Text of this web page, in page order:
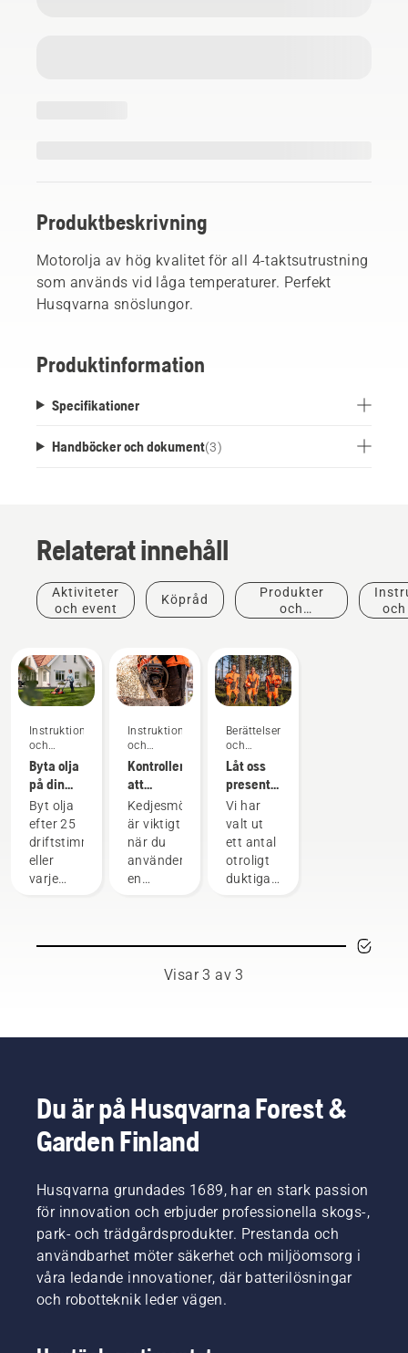
Produktbeskrivning
Motorolja av hög kvalitet för all 4-taktsutrustning
som används vid låga temperaturer. Perfekt
Husqvarna snöslungor.
Produktinformation
Specifikationer
Handböcker och dokument(3)
Relaterat innehåll
Aktiviteter
och event
Köpråd
Produkter
och
Instruktioner
och
guider
Byta olja
på din
gräsklippare
från
Husqvarna
Byt olja
efter 25
driftstimmar
eller
varje
behöver
två sätt
att
tappa ur
oljan.
visas i
den här
videon.
Instruktioner
och
guider
Kontrollera
att
kedjesmörjningen
fungerar
på din
motorsåg
Kedjesmörjning
är viktigt
när du
använder
en
att
motorsågkedjan
att den
rör sig
fritt från
svärdsfriktion.
svärd
och
kedja
lång
livslängd.
Följ
anvisningarna
Berättelser
och
inspiration
Låt oss
presentera
Husqvarnas
H-Team
– våra
mest
krävande
Vi har
valt ut
ett antal
otroligt
duktiga
bland
världens
parkskötsel.
Tillsammans
Och de
ställer
otroligt
höga
krav på
sin
Visar 3 av 3
Du är på Husqvarna Forest &
Garden Finland
Husqvarna grundades 1689, har en stark passion
för innovation och erbjuder professionella skogs-,
park- och trädgårdsprodukter. Prestanda och
användbarhet möter säkerhet och miljöomsorg i
våra ledande innovationer, där batterilösningar
och robotteknik leder vägen.